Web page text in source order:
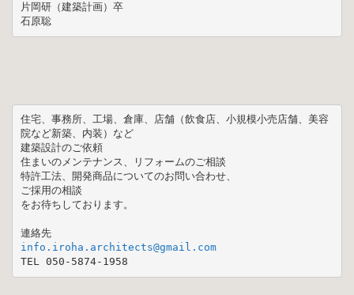
片岡研（建築計画）卒
石原聡
住宅、事務所、工場、倉庫、店舗（飲食店、小規模小売店舗、美容
院など新築、内装）など
建築設計のご依頼
住まいのメンテナンス、リフォームのご相談
特許工法、開発商品についてのお問い合わせ、
ご採用の相談
をお待ちしております。
連絡先
info.iroha.architects@gmail.com
TEL 050-5874-1958